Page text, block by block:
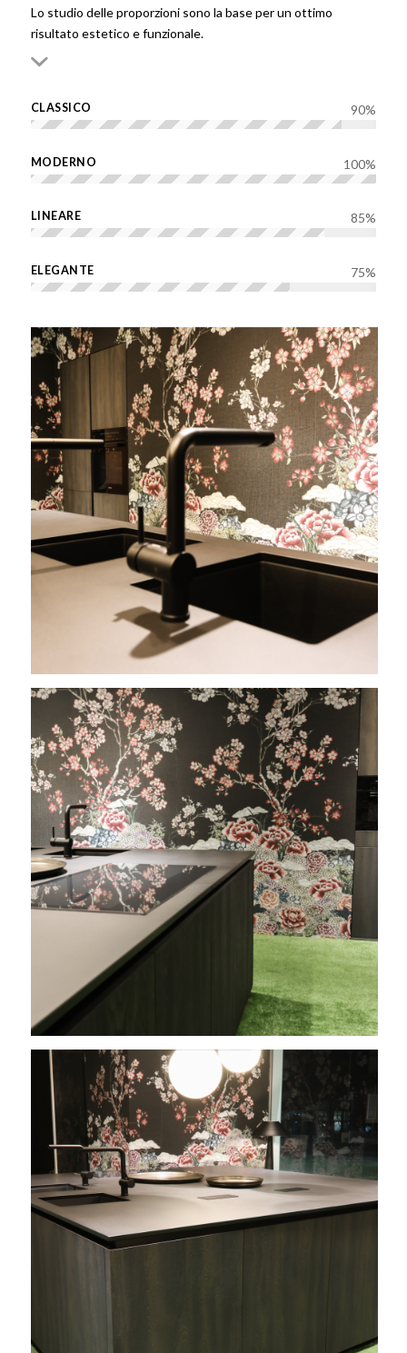
Lo studio delle proporzioni sono la base per un ottimo
risultato estetico e funzionale.
CLASSICO 90%
MODERNO 100%
LINEARE 85%
ELEGANTE 75%